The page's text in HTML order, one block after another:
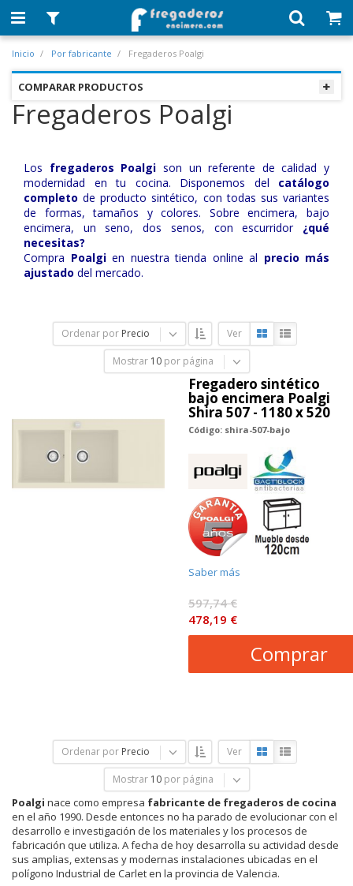
Inicio Por fabricante Fregaderos Poalgi
COMPARAR PRODUCTOS
Fregaderos Poalgi
Los fregaderos Poalgi son un referente de calidad y
modernidad en tu cocina. Disponemos del catálogo
completo de producto sintético, con todas sus variantes
de formas, tamaños y colores. Sobre encimera, bajo
encimera, un seno, dos senos, con escurridor ¿qué
necesitas?
Compra Poalgien nuestra tienda online al precio más
ajustado del mercado.
Ordenar por Precio Ver
Mostrar 10 por página
Fregadero sintético
bajo encimera Poalgi
Shira 507 - 1180 x 520
Código: shira-507-bajo
Saber más
597,74 €
478,19 €
Comprar
Ordenar por Precio Ver
Mostrar 10 por página
Poalgi nace como empresa fabricante de fregaderos de cocina
en el año 1990. Desde entonces no ha parado de evolucionar con el
desarrollo e investigación de los materiales y los procesos de
fabricación que utiliza. A fecha de hoy desarrolla su actividad desde
sus amplias, extensas y modernas instalaciones ubicadas en el
polígono Industrial de Carlet en la provincia de Valencia.